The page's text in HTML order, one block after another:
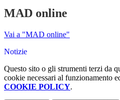
MAD online
Vai a "MAD online"
Notizie
Questo sito o gli strumenti terzi da
cookie necessari al funzionamento
COOKIE POLICY.